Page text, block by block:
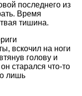
последнего из
Время
тишина.
вскочил на ноги
голову и
старался что-то
лишь